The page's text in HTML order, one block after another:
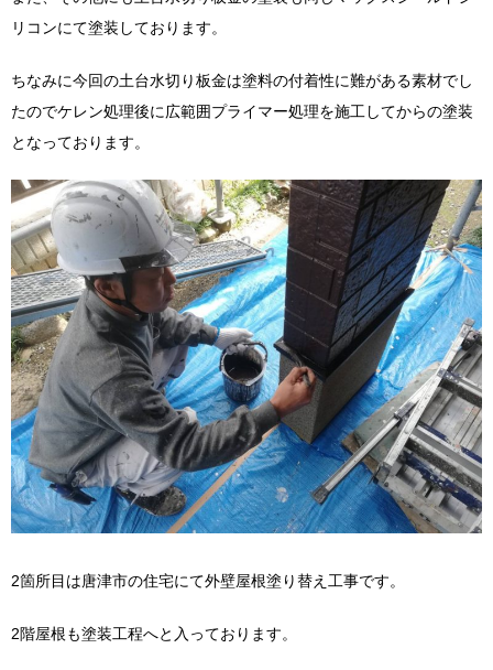
リコンにて塗装しております。
ちなみに今回の土台水切り板金は塗料の付着性に難がある素材でし
たのでケレン処理後に広範囲プライマー処理を施工してからの塗装
となっております。
2箇所目は唐津市の住宅にて外壁屋根塗り替え工事です。
2階屋根も塗装工程へと入っております。